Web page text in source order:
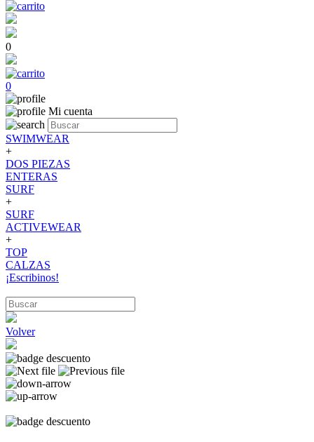
0
0
Mi cuenta
SWIMWEAR
+
DOS PIEZAS
ENTERAS
SURF
+
SURF
ACTIVEWEAR
+
TOP
CALZAS
¡Escribinos!
Volver